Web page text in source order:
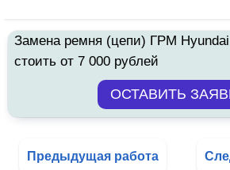
Замена ремня (цепи) ГРМ Hyundai
стоить от 7 000 рублей
Предыдущая работа